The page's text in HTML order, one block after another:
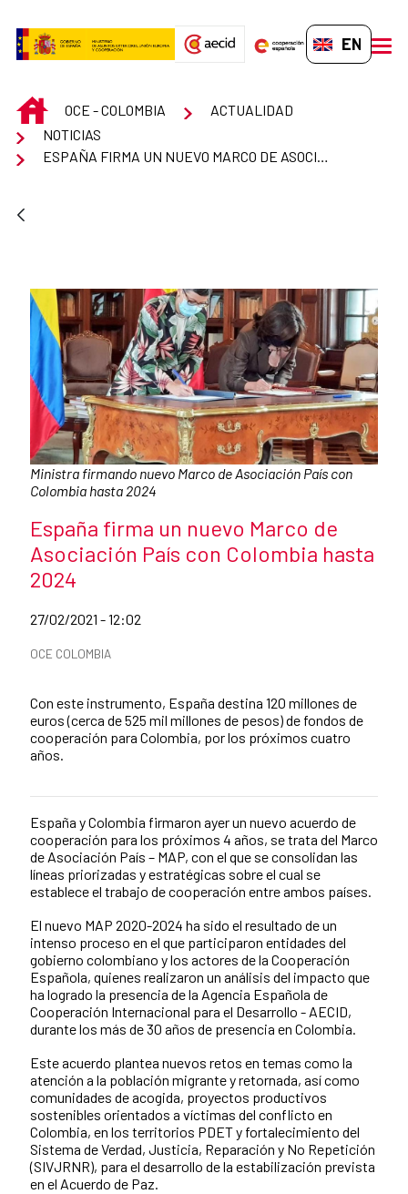
EN-GB
INICIOOCE - COLOMBIA
ACTUALIDAD
NOTICIAS
Caption:
Ministra firmando nuevo Marco de Asociación País con
Colombia hasta 2024
News title
España firma un nuevo Marco de
Asociación País con Colombia hasta
2024
Date of publication of the news item
27/02/2021 - 12:02
News categories
OCE COLOMBIA
Con este instrumento, España destina 120 millones de
euros (cerca de 525 mil millones de pesos) de fondos de
cooperación para Colombia, por los próximos cuatro
años.
News content
España y Colombia firmaron ayer un nuevo acuerdo de
cooperación para los próximos 4 años, se trata del Marco
de Asociación País – MAP, con el que se consolidan las
líneas priorizadas y estratégicas sobre el cual se
establece el trabajo de cooperación entre ambos países.
El nuevo MAP 2020-2024 ha sido el resultado de un
intenso proceso en el que participaron entidades del
gobierno colombiano y los actores de la Cooperación
Española, quienes realizaron un análisis del impacto que
ha logrado la presencia de la Agencia Española de
Cooperación Internacional para el Desarrollo - AECID,
durante los más de 30 años de presencia en Colombia.
Este acuerdo plantea nuevos retos en temas como la
atención a la población migrante y retornada, así como
comunidades de acogida, proyectos productivos
sostenibles orientados a víctimas del conflicto en
Colombia, en los territorios PDET y fortalecimiento del
Sistema de Verdad, Justicia, Reparación y No Repetición
(SIVJRNR), para el desarrollo de la estabilización prevista
en el Acuerdo de Paz.